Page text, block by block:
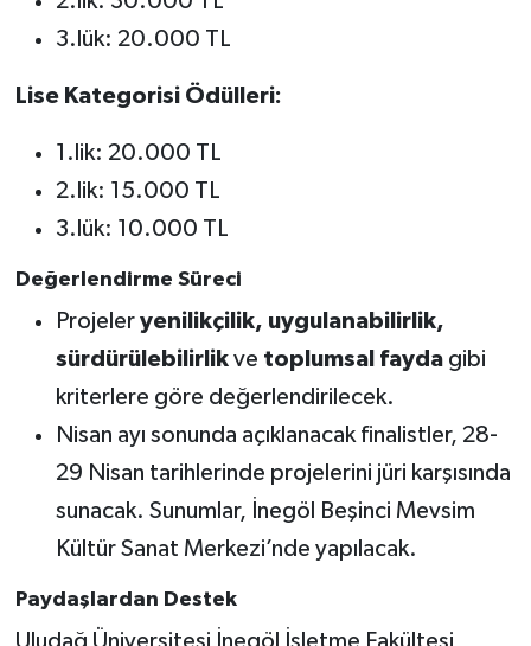
3.lük: 20.000 TL
Lise Kategorisi Ödülleri:
1.lik: 20.000 TL
2.lik: 15.000 TL
3.lük: 10.000 TL
Değerlendirme Süreci
Projeler yenilikçilik, uygulanabilirlik,
sürdürülebilirlikve toplumsal faydagibi
kriterlere göre değerlendirilecek.
Nisan ayı sonunda açıklanacak finalistler, 28-
29 Nisan tarihlerinde projelerini jüri karşısında
sunacak. Sunumlar, İnegöl Beşinci Mevsim
Kültür Sanat Merkezi’nde yapılacak.
Paydaşlardan Destek
Uludağ Üniversitesi İnegöl İşletme Fakültesi